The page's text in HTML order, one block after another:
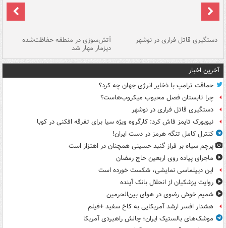
دستگیری قاتل فراری در نوشهر آتش‌سوزی در منطقه حفاظت‌شده
دیزمار مهار شد
آخرین اخبار
حماقت ترامپ با ذخایر انرژی جهان چه کرد؟
چرا تابستان فصل محبوب میکروب‌هاست؟
دستگیری قاتل فراری در نوشهر
نیویورک تایمز فاش کرد: کارگروه ویژه سیا برای تفرقه افکنی در کوبا
کنترل کامل تنگه هرمز در دست ایران!
پرچم سیاه بر فراز گنبد حسینی همچنان در اهتزاز است
ماجرای پیاده روی اربعین حاج رمضان
این دیپلماسی نمایشی، شکست خورده است
روایت پزشکیان از انحلال بانک آینده
شمیم خوش رضوی در هوای بین‌الحرمین
هشدار افسر ارشد آمریکایی به کاخ سفید +فیلم
موشک‌های بالستیک ایران؛ چالش راهبردی آمریکا